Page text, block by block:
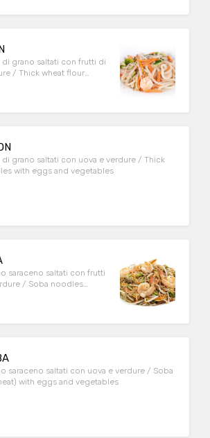
di grano saltati con frutti di
/ Thick wheat flour
grano saltati con uova e verdure / Thick
with eggs and vegetables
saraceno saltati con frutti
/ Soba noodles
saraceno saltati con uova e verdure / Soba
with eggs and vegetables